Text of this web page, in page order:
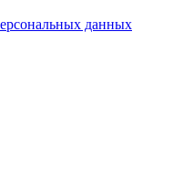
данных